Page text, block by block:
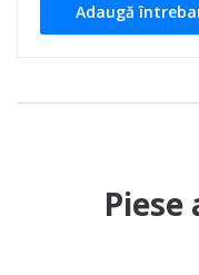
Adaugă